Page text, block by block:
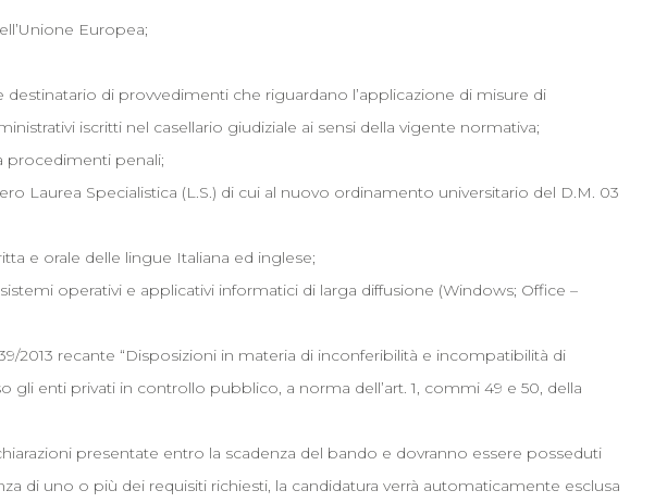
Europea;
di provvedimenti che riguardano l’applicazione di misure di
iscritti nel casellario giudiziale ai sensi della vigente normativa;
procedimenti penali;
Laurea Specialistica (L.S.) di cui al nuovo ordinamento universitario del D.M. 03
e orale delle lingue Italiana ed inglese;
operativi e applicativi informatici di larga diffusione (Windows; Office –
2013 recante “Disposizioni in materia di inconferibilità e incompatibilità di
enti privati in controllo pubblico, a norma dell’art. 1, commi 49 e 50, della
presentate entro la scadenza del bando e dovranno essere posseduti
di uno o più dei requisiti richiesti, la candidatura verrà automaticamente esclusa